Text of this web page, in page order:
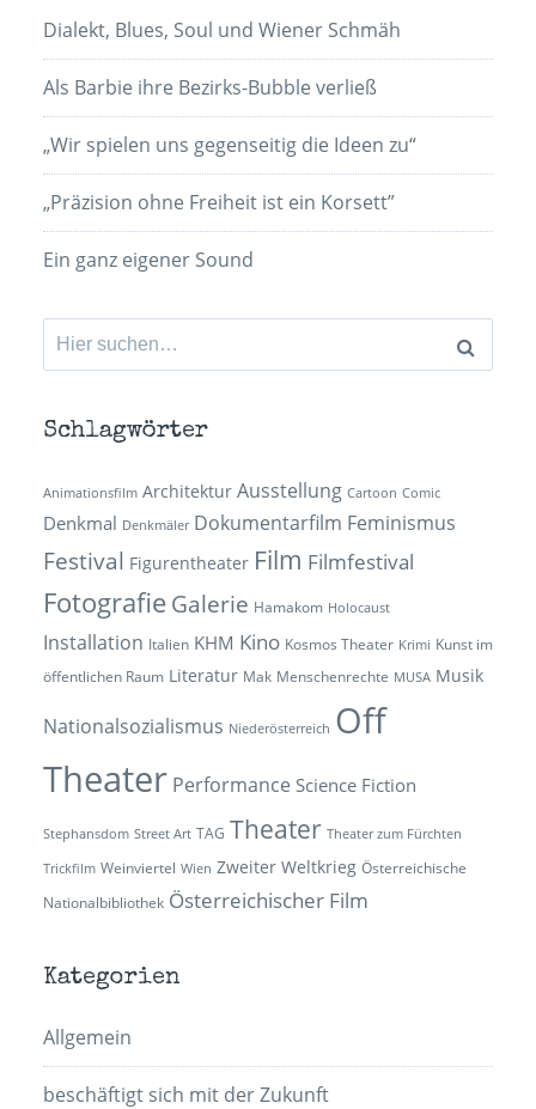
Dialekt, Blues, Soul und Wiener Schmäh
Als Barbie ihre Bezirks-Bubble verließ
„Wir spielen uns gegenseitig die Ideen zu“
„Präzision ohne Freiheit ist ein Korsett”
Ein ganz eigener Sound
Suchen
nach:
Schlagwörter
Animationsfilm Architektur Ausstellung Cartoon Comic
Denkmal Denkmäler Dokumentarfilm Feminismus
Festival Figurentheater Film Filmfestival
Fotografie Galerie Hamakom Holocaust
Installation Italien KHM Kino Kosmos Theater Krimi Kunst im
öffentlichen Raum Literatur Mak Menschenrechte MUSA Musik
Nationalsozialismus Niederösterreich Off
Theater Performance Science Fiction
Stephansdom Street Art TAG Theater Theater zum Fürchten
Trickfilm Weinviertel Wien Zweiter Weltkrieg Österreichische
Nationalbibliothek Österreichischer Film
Kategorien
Allgemein
beschäftigt sich mit der Zukunft